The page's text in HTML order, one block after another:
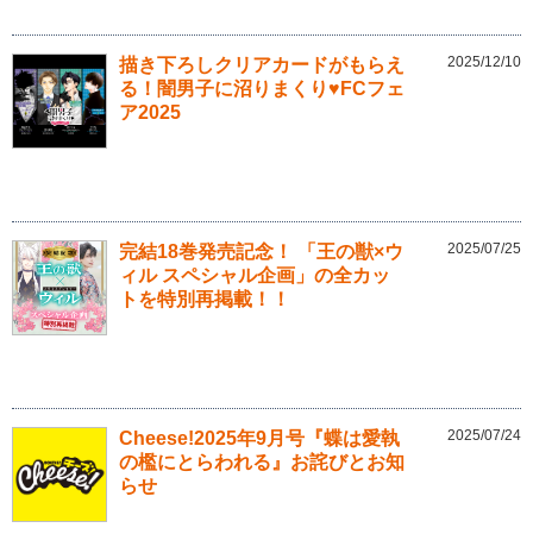
描き下ろしクリアカードがもらえ
る！闇男子に沼りまくり♥FCフェ
ア2025
2025/12/10
完結18巻発売記念！ 「王の獣×ウ
ィル スペシャル企画」の全カッ
トを特別再掲載！！
2025/07/25
Cheese!2025年9月号『蝶は愛執
の檻にとらわれる』お詫びとお知
らせ
2025/07/24